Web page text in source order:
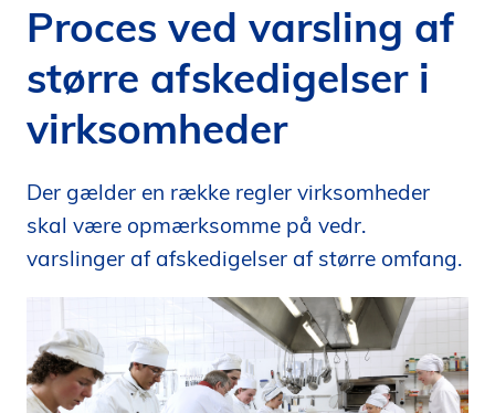
r
n
d
l
å
d
e
n
Proces ved varsling af
større afskedigelser i
virksomheder
Der gælder en række regler virksomheder
skal være opmærksomme på vedr.
varslinger af afskedigelser af større omfang.